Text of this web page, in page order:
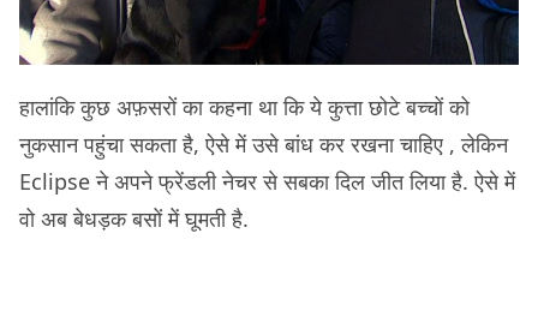
हालांकि कुछ अफ़सरों का कहना था कि ये कुत्ता छोटे बच्चों को
नुकसान पहुंचा सकता है, ऐसे में उसे बांध कर रखना चाहिए , लेकिन
Eclipse ने अपने फ्रेंडली नेचर से सबका दिल जीत लिया है. ऐसे में
वो अब बेधड़क बसों में घूमती है.